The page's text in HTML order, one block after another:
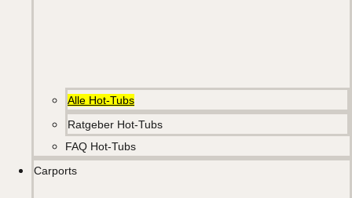
Alle Hot-Tubs
Ratgeber Hot-Tubs
FAQ Hot-Tubs
Carports